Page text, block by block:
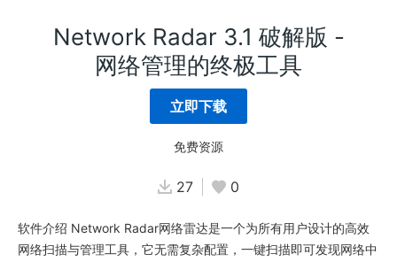
Network Radar 3.1 破解版 -
网络管理的终极工具
立即下载
免费资源
27 0
软件介绍 Network Radar网络雷达是一个为所有用户设计的高效
网络扫描与管理工具，它无需复杂配置，一键扫描即可发现网络中